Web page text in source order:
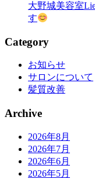
大野城美容室
す
Category
お知らせ
サロンについて
髪質改善
Archive
2026年8月
2026年7月
2026年6月
2026年5月